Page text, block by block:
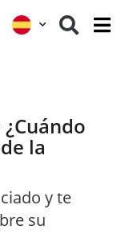
la
y te
su